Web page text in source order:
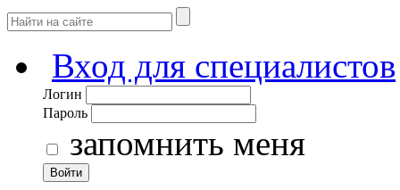
Вход для специалистов
Логин
Пароль
запомнить меня
Войти